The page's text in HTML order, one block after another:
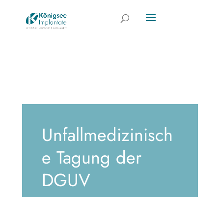
Unfallmedizinisch
e Tagung der
DGUV